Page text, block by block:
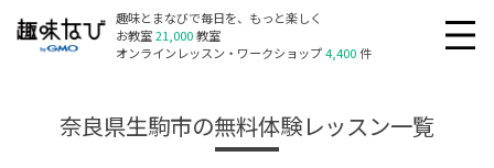
趣味とまなびで毎日を、もっと楽しく
お教室21,000教室
オンラインレッスン・ワークショップ4,400件
奈良県生駒市の無料体験レッスン一覧